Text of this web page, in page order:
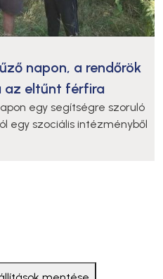
napon, a rendőrök
az eltűnt férfira
egy segítségre szoruló
egy szociális intézményből